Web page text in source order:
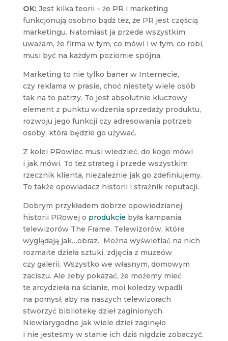
OK:Jest kilka teorii – że PR i marketing
funkcjonują osobno bądź też, że PR jest częścią
marketingu. Natomiast ja przede wszystkim
uważam, że firma w tym, co mówi i w tym, co robi,
musi być na każdym poziomie spójna.
Marketing to nie tylko baner w Internecie,
czy reklama w prasie, choć niestety wiele osób
tak na to patrzy. To jest absolutnie kluczowy
element z punktu widzenia sprzedaży produktu,
rozwoju jego funkcji czy adresowania potrzeb
osoby, która będzie go używać.
Z kolei PRowiec musi wiedzieć, do kogo mówi
i jak mówi. To też strateg i przede wszystkim
rzecznik klienta, niezależnie jak go zdefiniujemy.
To także opowiadacz historii i strażnik reputacji.
Dobrym przykładem dobrze opowiedzianej
historii PRowej o produkcie była kampania
telewizorów The Frame. Telewizorów, które
wyglądają jak…obraz. Można wyświetlać na nich
rozmaite dzieła sztuki, zdjęcia z muzeów
czy galerii. Wszystko we własnym, domowym
zaciszu. Ale żeby pokazać, że możemy mieć
te arcydzieła na ścianie, moi koledzy wpadli
na pomysł, aby na naszych telewizorach
stworzyć bibliotekę dzieł zaginionych.
Niewiarygodne jak wiele dzieł zaginęło
i nie jesteśmy w stanie ich dziś nigdzie zobaczyć.